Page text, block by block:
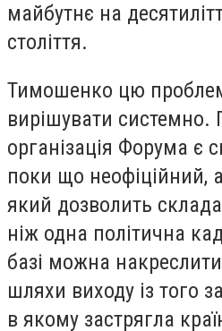
майбутнє на
століття.
Тимошенко цю
вирішувати
організація Форума є
поки що неофіційний,
який дозволить
ніж одна політична
базі можна накреслити
шляхи виходу із того
в якому застрягла